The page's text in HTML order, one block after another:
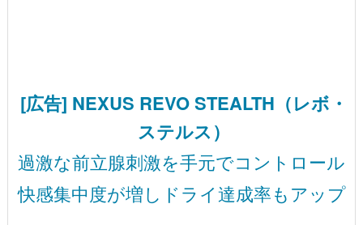
[広告] NEXUS REVO STEALTH（レボ・
ステルス）
過激な前立腺刺激を手元でコントロール
快感集中度が増しドライ達成率もアップ